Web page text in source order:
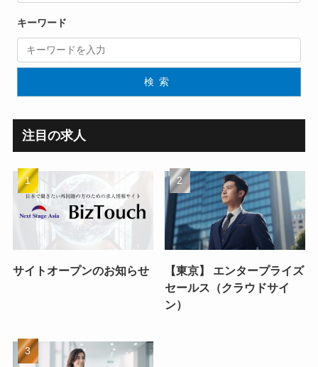
キーワード
検索
注目の求人
サイトオープンのお知らせ
【東京】 エンタープライズ
セールス（クラウドサイ
ン）